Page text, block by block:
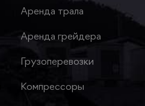
Аренда трала
Аренда грейдера
Грузоперевозки
Компрессоры